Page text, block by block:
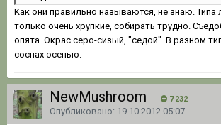
Как они правильно называются, не знаю. Типа
только очень хрупкие, собирать трудно.
опята. Окрас серо-сизый, "седой". В разном
соснах осенью.
NewMushroom 7 232
Опубликовано: 19.10.2012 05:07